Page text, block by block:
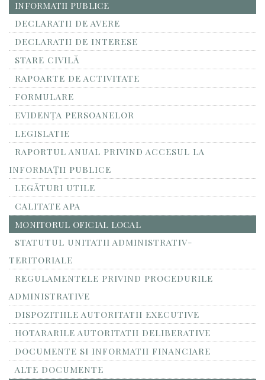
INFORMATII PUBLICE
DECLARATII DE AVERE
DECLARATII DE INTERESE
STARE CIVILĂ
RAPOARTE DE ACTIVITATE
FORMULARE
EVIDENȚA PERSOANELOR
LEGISLATIE
RAPORTUL ANUAL PRIVIND ACCESUL LA
INFORMAŢII PUBLICE
LEGĂTURI UTILE
CALITATE APA
MONITORUL OFICIAL LOCAL
STATUTUL UNITATII ADMINISTRATIV-
TERITORIALE
REGULAMENTELE PRIVIND PROCEDURILE
ADMINISTRATIVE
DISPOZITIILE AUTORITATII EXECUTIVE
HOTARARILE AUTORITATII DELIBERATIVE
DOCUMENTE SI INFORMATII FINANCIARE
ALTE DOCUMENTE